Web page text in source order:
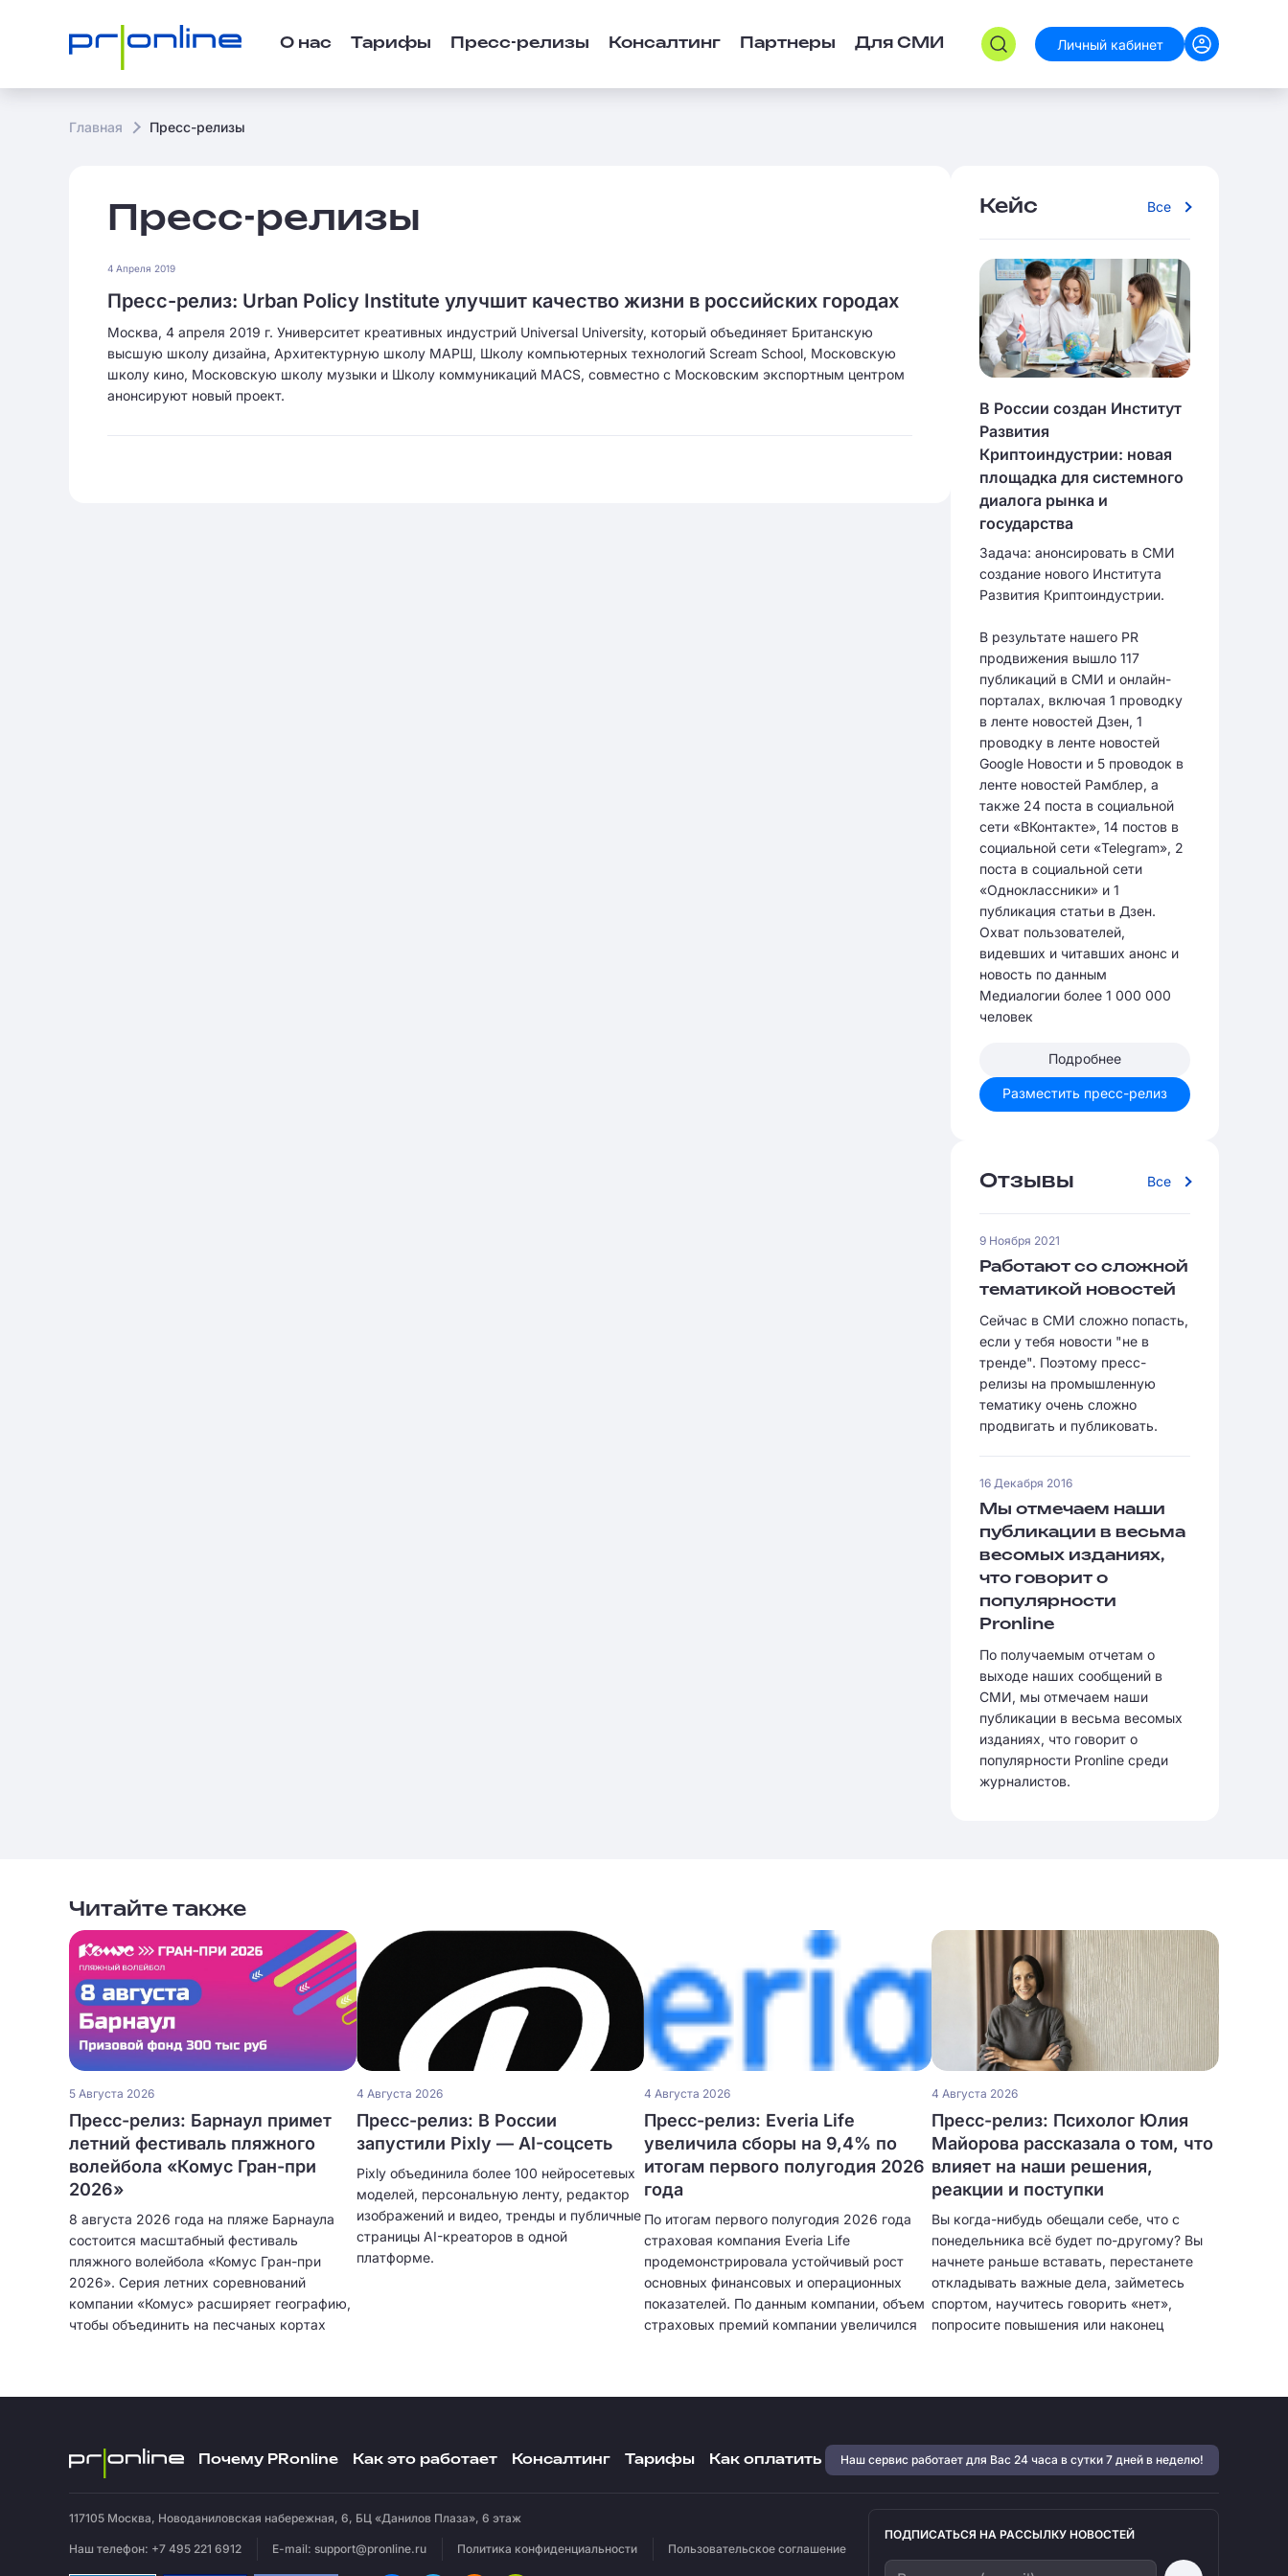
О нас Тарифы Пресс-релизы Консалтинг Партнеры Для СМИ Личный кабинет
Главная Пресс-релизы
Пресс-релизы
4 Апреля 2019
Пресс-релиз: Urban Policy Institute улучшит качество жизни в российских городах
Москва, 4 апреля 2019 г. Университет креативных индустрий Universal University, который объединяет Британскую
высшую школу дизайна, Архитектурную школу МАРШ, Школу компьютерных технологий Scream School, Московскую
школу кино, Московскую школу музыки и Школу коммуникаций MACS, совместно с Московским экспортным центром
анонсируют новый проект.
Кейс Все
В России создан Институт
Развития
Криптоиндустрии: новая
площадка для системного
диалога рынка и
государства
Задача: анонсировать в СМИ
создание нового Института
Развития Криптоиндустрии.
В результате нашего PR
продвижения вышло 117
публикаций в СМИ и онлайн-
порталах, включая 1 проводку
в ленте новостей Дзен, 1
проводку в ленте новостей
Google Новости и 5 проводок в
ленте новостей Рамблер, а
также 24 поста в социальной
сети «ВКонтакте», 14 постов в
социальной сети «Telegram», 2
поста в социальной сети
«Одноклассники» и 1
публикация статьи в Дзен.
Охват пользователей,
видевших и читавших анонс и
новость по данным
Медиалогии более 1 000 000
человек
Подробнее
Разместить пресс-релиз
Отзывы Все
9 Ноября 2021
Работают со сложной
тематикой новостей
Сейчас в СМИ сложно попасть,
если у тебя новости "не в
тренде". Поэтому пресс-
релизы на промышленную
тематику очень сложно
продвигать и публиковать.
16 Декабря 2016
Мы отмечаем наши
публикации в весьма
весомых изданиях,
что говорит о
популярности
Pronline
По получаемым отчетам о
выходе наших сообщений в
СМИ, мы отмечаем наши
публикации в весьма весомых
изданиях, что говорит о
популярности Pronline среди
журналистов.
Читайте также
5 Августа 2026
Пресс-релиз: Барнаул примет
летний фестиваль пляжного
волейбола «Комус Гран-при
2026»
8 августа 2026 года на пляже Барнаула
состоится масштабный фестиваль
пляжного волейбола «Комус Гран-при
2026». Серия летних соревнований
компании «Комус» расширяет географию,
чтобы объединить на песчаных кортах
4 Августа 2026
Пресс-релиз: В России
запустили Pixly — AI-соцсеть
Pixly объединила более 100 нейросетевых
моделей, персональную ленту, редактор
изображений и видео, тренды и публичные
страницы AI-креаторов в одной
платформе.
4 Августа 2026
Пресс-релиз: Everia Life
увеличила сборы на 9,4% по
итогам первого полугодия 2026
года
По итогам первого полугодия 2026 года
страховая компания Everia Life
продемонстрировала устойчивый рост
основных финансовых и операционных
показателей. По данным компании, объем
страховых премий компании увеличился
4 Августа 2026
Пресс-релиз: Психолог Юлия
Майорова рассказала о том, что
влияет на наши решения,
реакции и поступки
Вы когда-нибудь обещали себе, что с
понедельника всё будет по-другому? Вы
начнете раньше вставать, перестанете
откладывать важные дела, займетесь
спортом, научитесь говорить «нет»,
попросите повышения или наконец
Почему PRonline Как это работает Консалтинг Тарифы Как оплатить Наш сервис работает для Вас 24 часа в сутки 7 дней в неделю!
117105 Москва, Новоданиловская набережная, 6, БЦ «Данилов Плаза», 6 этаж
Наш телефон: +7 495 221 6912 E-mail: support@pronline.ru Политика конфиденциальности Пользовательское соглашение
ПОДПИСАТЬСЯ НА РАССЫЛКУ НОВОСТЕЙ